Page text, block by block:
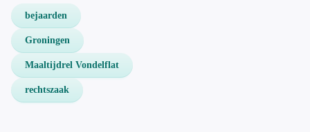
bejaarden
Groningen
Maaltijdrel Vondelflat
rechtszaak